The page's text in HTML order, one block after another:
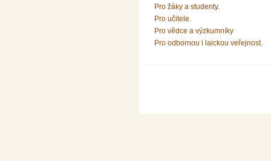
Pro žáky a studenty.
Pro učitele.
Pro vědce a výzkumníky
Pro odbornou i laickou veřejnost.